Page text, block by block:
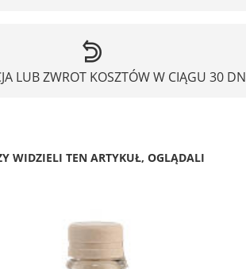
LUB ZWROT KOSZTÓW W CIĄGU 30
WIDZIELI TEN ARTYKUŁ, OGLĄDALI